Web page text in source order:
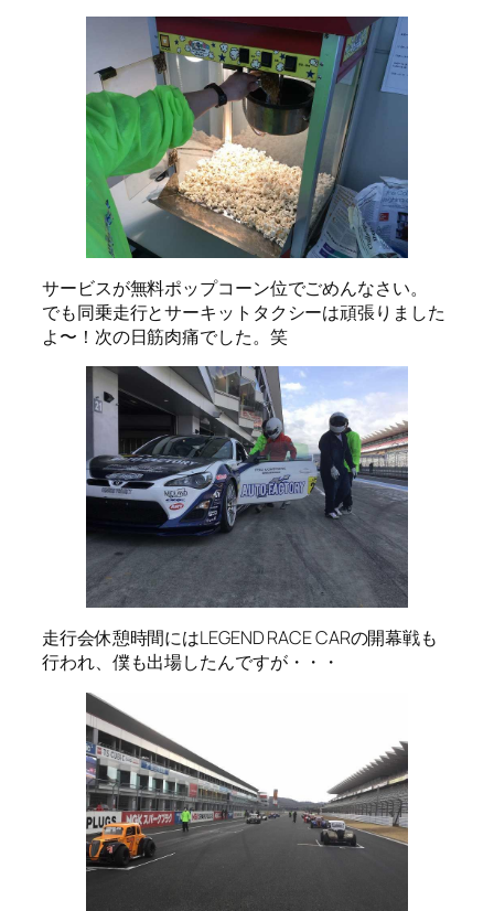
サービスが無料ポップコーン位でごめんなさい。
でも同乗走行とサーキットタクシーは頑張りました
よ〜！次の日筋肉痛でした。笑
走行会休憩時間にはLEGEND RACE CARの開幕戦も
行われ、僕も出場したんですが・・・